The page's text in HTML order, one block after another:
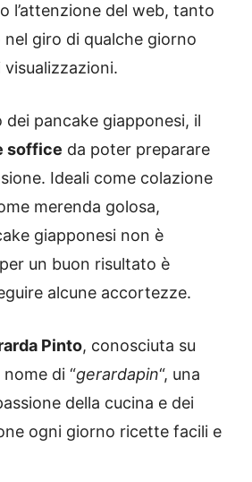
l’attenzione del web, tanto
giro di qualche giorno
visualizzazioni.
dei pancake giapponesi, il
soffice da poter preparare
Ideali come colazione
merenda golosa,
giapponesi non è
un buon risultato è
alcune accortezze.
Pinto, conosciuta su
di “gerardapin“, una
della cucina e dei
ogni giorno ricette facili e